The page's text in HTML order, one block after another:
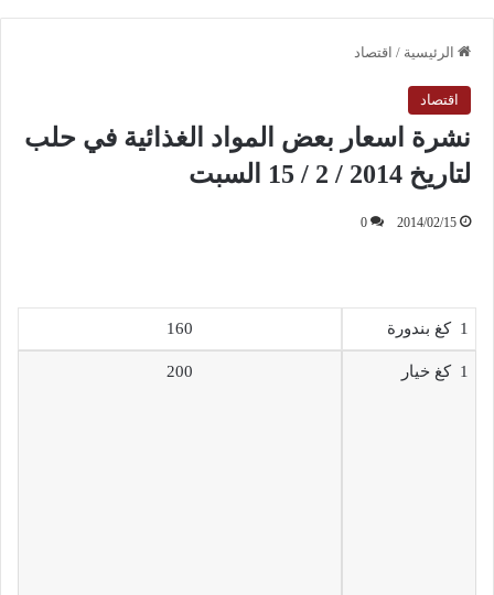
الرئيسية / اقتصاد
اقتصاد
نشرة اسعار بعض المواد الغذائية في حلب
لتاريخ 2014 / 2 / 15 السبت
2014/02/15
0
1 كغ بندورة 160
1 كغ خيار 200